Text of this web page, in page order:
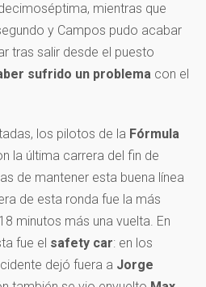
mientras que
y Campos pudo acabar
tras salir desde el puesto
sufrido un problema con el
los pilotos de la Fórmula
la última carrera del fin de
de mantener esta buena línea
de esta ronda fue la más
minutos más una vuelta. En
fue el safety car: en los
dejó fuera a Jorge